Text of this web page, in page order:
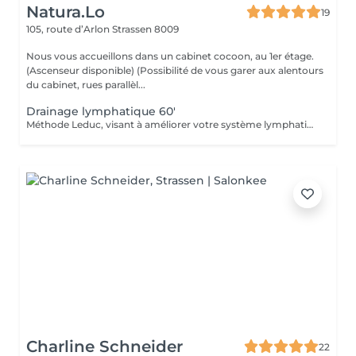
Natura.Lo
19
105, route d’Arlon Strassen 8009
Nous vous accueillons dans un cabinet cocoon, au 1er étage.
(Ascenseur disponible) (Possibilité de vous garer aux alentours
du cabinet, rues parallèl...
Drainage lymphatique 60'
Méthode Leduc, visant à améliorer votre système lymphatique. Afin d'améliorer votre système circulatoire, relaxant, détoxifiant, stimule votre système immunitaire, agit contre la rétention d'eau (oedèmes, bras et jambes). Type de massage doux (Si vous avez eu un examen Doppler, demandez conseil à votre médecin avant ce type de massage) Chèque cadeau disponible (Montant de votre choix, celui-ci est à indiquer lors de votre demande)
Charline Schneider
22